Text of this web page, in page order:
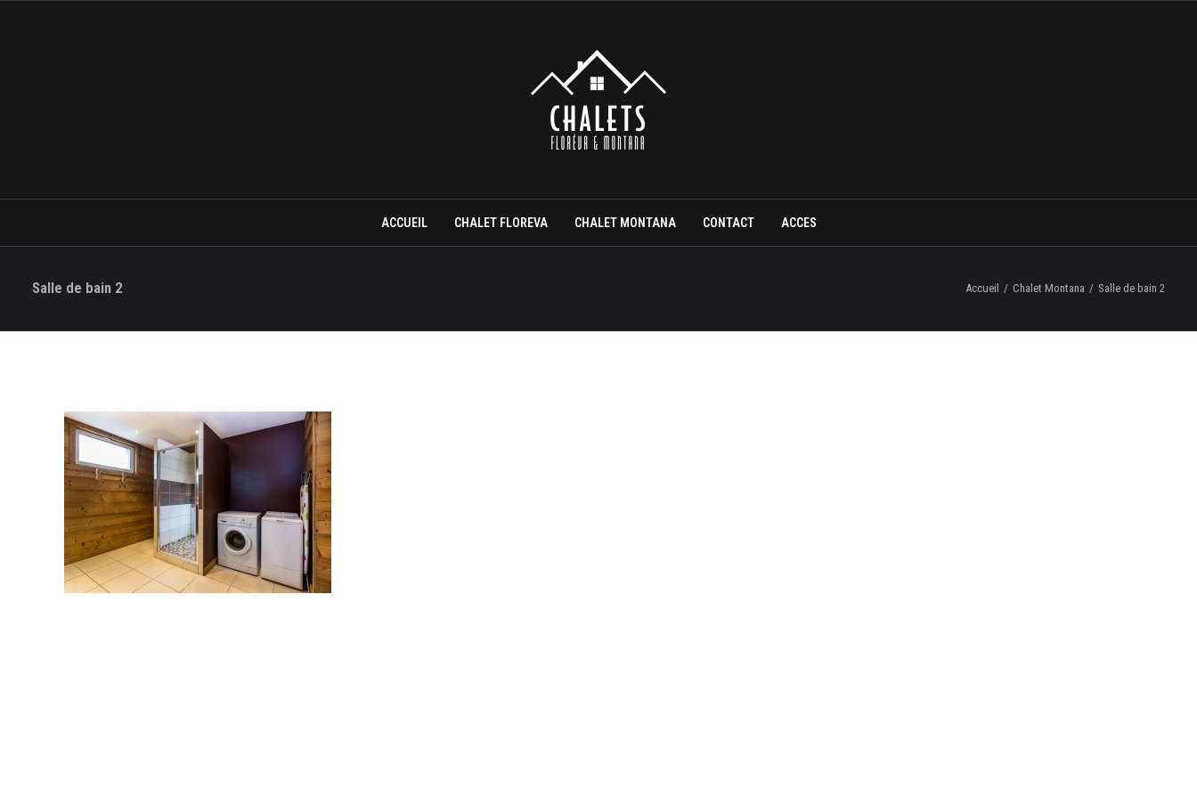
ACCUEIL CHALET FLOREVA CHALET MONTANA CONTACT ACCES
Salle de bain 2 Accueil Chalet Montana Salle de bain 2